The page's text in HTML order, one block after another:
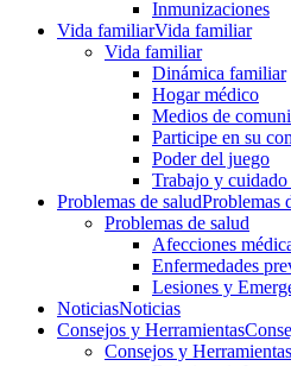
Inmunizaciones
Vida familiarVida familiar
Vida familiar
Dinámica familiar
Hogar médico
Medios de
Participe en su
Poder del juego
Trabajo y
Problemas de saludProblemas
Problemas de salud
Afecciones
Enfermedades
Lesiones y
NoticiasNoticias
Consejos y Herramientas
Consejos y Herramientas